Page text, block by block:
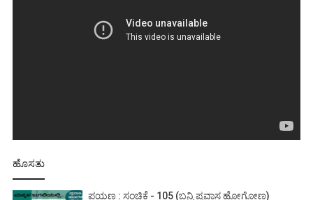
ಹೊಸತು
ಪಯಣ : ಸಂಚಿಕೆ - 105 (ಬನ್ನಿ ಪ್ರವಾಸ ಹೋಗೋಣ)